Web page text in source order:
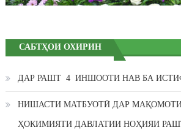
САБТҲОИ ОХИРИН
ДАР РАШТ 4 ИНШООТИ НАВ БА
НИШАСТИ МАТБУОТӢ ДАР
ҲОКИМИЯТИ ДАВЛАТИИ НОҲИЯИ